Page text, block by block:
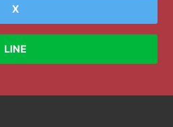
X
LINE